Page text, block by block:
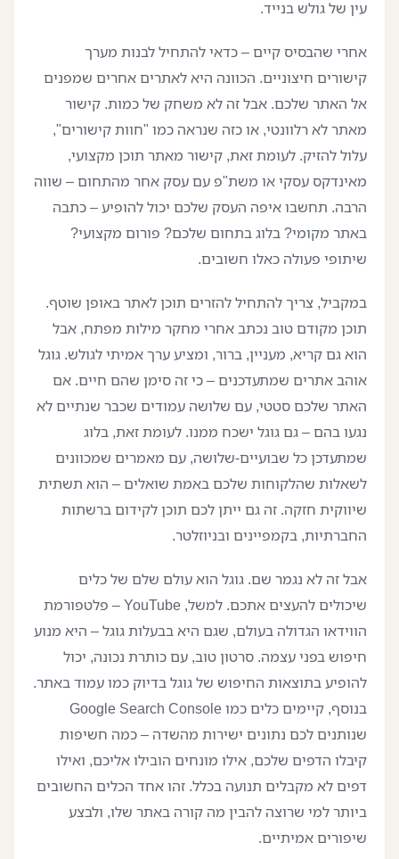
עין של גולש בנייד.
אחרי שהבסיס קיים – כדאי להתחיל לבנות מערך
קישורים חיצוניים. הכוונה היא לאתרים אחרים שמפנים
אל האתר שלכם. אבל זה לא משחק של כמות. קישור
מאתר לא רלוונטי, או כזה שנראה כמו "חוות קישורים",
עלול להזיק. לעומת זאת, קישור מאתר תוכן מקצועי,
מאינדקס עסקי או משת"פ עם עסק אחר מהתחום – שווה
הרבה. תחשבו איפה העסק שלכם יכול להופיע – כתבה
באתר מקומי? בלוג בתחום שלכם? פורום מקצועי?
שיתופי פעולה כאלו חשובים.
במקביל, צריך להתחיל להזרים תוכן לאתר באופן שוטף.
תוכן מקודם טוב נכתב אחרי מחקר מילות מפתח, אבל
הוא גם קריא, מעניין, ברור, ומציע ערך אמיתי לגולש. גוגל
אוהב אתרים שמתעדכנים – כי זה סימן שהם חיים. אם
האתר שלכם סטטי, עם שלושה עמודים שכבר שנתיים לא
נגעו בהם – גם גוגל ישכח ממנו. לעומת זאת, בלוג
שמתעדכן כל שבועיים-שלושה, עם מאמרים שמכוונים
לשאלות שהלקוחות שלכם באמת שואלים – הוא תשתית
שיווקית חזקה. זה גם ייתן לכם תוכן לקידום ברשתות
החברתיות, בקמפיינים ובניוזלטר.
אבל זה לא נגמר שם. גוגל הוא עולם שלם של כלים
שיכולים להעצים אתכם. למשל, YouTube – פלטפורמת
הווידאו הגדולה בעולם, שגם היא בבעלות גוגל – היא מנוע
חיפוש בפני עצמה. סרטון טוב, עם כותרת נכונה, יכול
להופיע בתוצאות החיפוש של גוגל בדיוק כמו עמוד באתר.
בנוסף, קיימים כלים כמו Google Search Console
שנותנים לכם נתונים ישירות מהשדה – כמה חשיפות
קיבלו הדפים שלכם, אילו מונחים הובילו אליכם, ואילו
דפים לא מקבלים תנועה בכלל. זהו אחד הכלים החשובים
ביותר למי שרוצה להבין מה קורה באתר שלו, ולבצע
שיפורים אמיתיים.